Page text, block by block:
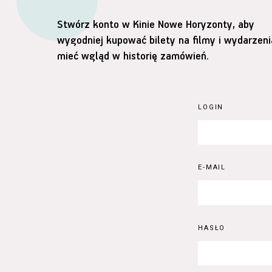
Stwórz konto w Kinie Nowe Horyzonty, aby
wygodniej kupować bilety na filmy i
mieć wgląd w historię zamówień.
LOGIN
E-MAIL
HASŁO